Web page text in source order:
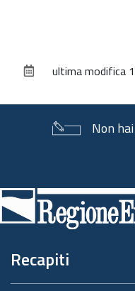
documentoultima modifica
Non
di
pagina
Recapiti